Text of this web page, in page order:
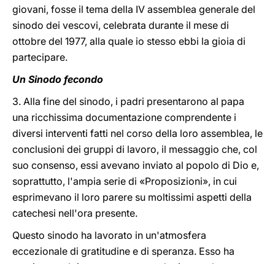
giovani, fosse il tema della IV assemblea generale del
sinodo dei vescovi, celebrata durante il mese di
ottobre del 1977, alla quale io stesso ebbi la gioia di
partecipare.
Un Sinodo fecondo
3. Alla fine del sinodo, i padri presentarono al papa
una ricchissima documentazione comprendente i
diversi interventi fatti nel corso della loro assemblea, le
conclusioni dei gruppi di lavoro, il messaggio che, col
suo consenso, essi avevano inviato al popolo di Dio e,
soprattutto, l'ampia serie di «Proposizioni», in cui
esprimevano il loro parere su moltissimi aspetti della
catechesi nell'ora presente.
Questo sinodo ha lavorato in un'atmosfera
eccezionale di gratitudine e di speranza. Esso ha